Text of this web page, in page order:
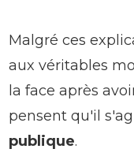
Malgré ces
aux véritables
la face après
pensent qu'il
publique.